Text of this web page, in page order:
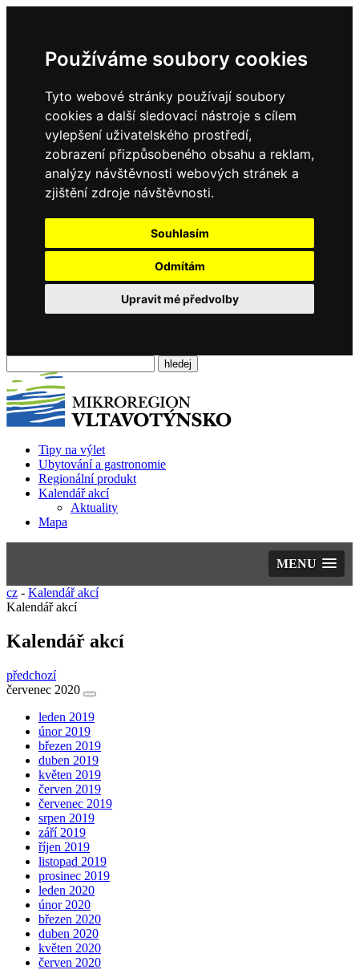
Používáme soubory cookies
Tyto webové stránky používají soubory
cookies a další sledovací nástroje s cílem
vylepšení uživatelského prostředí,
zobrazení přizpůsobeného obsahu a reklam,
analýzy návštěvnosti webových stránek a
zjištění zdroje návštěvnosti.
Souhlasím
Odmítám
Upravit mé předvolby
Tipy na výlet
Ubytování a gastronomie
Regionální produkt
Kalendář akcí
Aktuality
Mapa
MENU
cz - Kalendář akcí
Kalendář akcí
Kalendář akcí
předchozí
červenec 2020
leden 2019
únor 2019
březen 2019
duben 2019
květen 2019
červen 2019
červenec 2019
srpen 2019
září 2019
říjen 2019
listopad 2019
prosinec 2019
leden 2020
únor 2020
březen 2020
duben 2020
květen 2020
červen 2020